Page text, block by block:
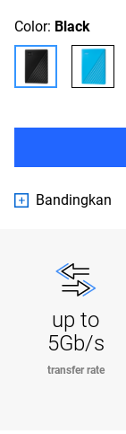
Color: Black
Bandingkan
up to
5Gb/s
transfer rate